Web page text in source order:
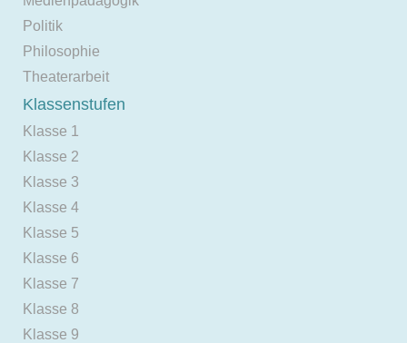
Politik
Philosophie
Theaterarbeit
Klassenstufen
Klasse 1
Klasse 2
Klasse 3
Klasse 4
Klasse 5
Klasse 6
Klasse 7
Klasse 8
Klasse 9